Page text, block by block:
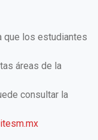
que los estudiantes
áreas de la
consultar la